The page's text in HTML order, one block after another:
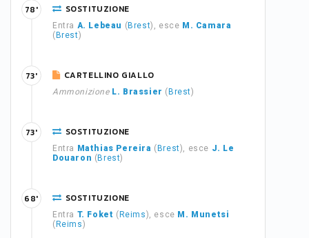
SOSTITUZIONE
Entra A. Lebeau ( Brest), esce M. Camara
( Brest)
78'
CARTELLINO GIALLO
Ammonizione L. Brassier ( Brest)
73'
SOSTITUZIONE
Entra Mathias Pereira ( Brest), esce J. Le
Douaron ( Brest)
73'
SOSTITUZIONE
Entra T. Foket ( Reims), esce M. Munetsi
( Reims)
68'